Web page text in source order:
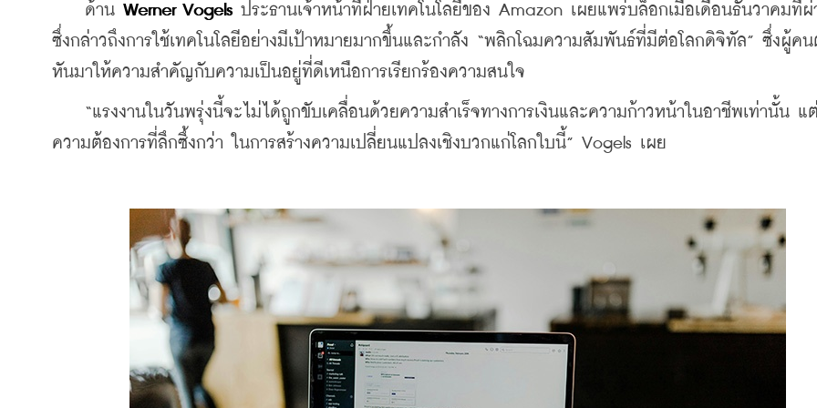
ด้าน Werner Vogels ประธานเจ้าหน้าที่ฝ่ายเทคโนโลยีของ Amazon เผยแพร่บล็อกเมื่อเดือนธันวาคมที่ผ่
ซึ่งกล่าวถึงการใช้เทคโนโลยีอย่างมีเป้าหมายมากขึ้นและกำลัง “พลิกโฉมความสัมพันธ์ที่มีต่อโลกดิจิทัล” ซึ่งผู้คน
หันมาให้ความสำคัญกับความเป็นอยู่ที่ดีเหนือการเรียกร้องความสนใจ
“แรงงานในวันพรุ่งนี้จะไม่ได้ถูกขับเคลื่อนด้วยความสำเร็จทางการเงินและความก้าวหน้าในอาชีพเท่านั้น แ
ความต้องการที่ลึกซึ้งกว่า ในการสร้างความเปลี่ยนแปลงเชิงบวกแก่โลกใบนี้” Vogels เผย